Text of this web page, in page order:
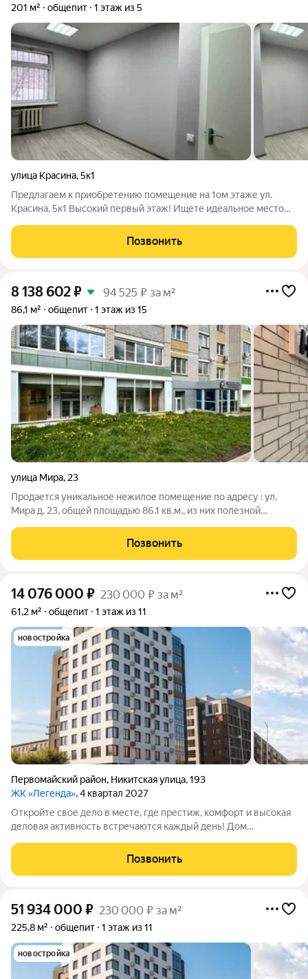
201 м² общепит 1 этаж из 5
улица Красина,5к1
Предлагаем к приобретению помещение на 1ом этаже ул.
Красина, 5к1 Высокий первый этаж! Ищете идеальное место
предложение помещение с кабинетной планировкой в жилом
доме на улице Красина, 5к1. Отличная
Позвонить
8 138 602₽ 94 525 ₽ за м²
86,1 м² общепит 1 этаж из 15
улица Мира, 23
Продается уникальное нежилое помещение по адресу : ул.
Мира д. 23, общей площадью 86.1 кв.м., из них полезной
что выгодно подчеркивает его инвестиционную
Позвонить
14 076 000 ₽ 230 000 ₽ за м²
61,2 м² общепит 1 этаж из 11
новостройка
Первомайский район, Никитская улица,193
ЖК «Легенда», 4 квартал 2027
Откройте свое дело в месте, где престиж, комфорт и высокая
деловая активность встречаются каждый день! Дом
архитектурный объект в центре города, это готовая,
платежеспособная и благодарная
Позвонить
51 934 000 ₽ 230 000 ₽ за м²
225,8 м² общепит 1 этаж из 11
новостройка